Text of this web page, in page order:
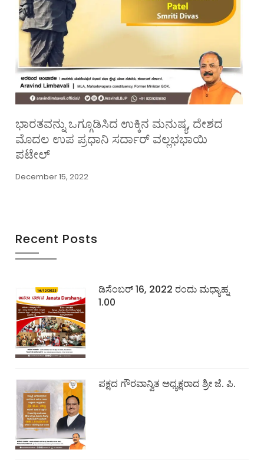
ಭಾರತವನ್ನು ಒಗ್ಗೂಡಿಸಿದ ಉಕ್ಕಿನ ಮನುಷ್ಯ, ದೇಶದ
ಮೊದಲ ಉಪ ಪ್ರಧಾನಿ ಸರ್ದಾರ್ ವಲ್ಲಭಭಾಯಿ
ಪಟೇಲ್
December 15, 2022
Recent Posts
ಡಿಸೆಂಬರ್ 16, 2022 ರಂದು ಮಧ್ಯಾಹ್ನ
1.00
ಪಕ್ಷದ ಗೌರವಾನ್ವಿತ ಅಧ್ಯಕ್ಷರಾದ ಶ್ರೀ ಜೆ. ಪಿ.